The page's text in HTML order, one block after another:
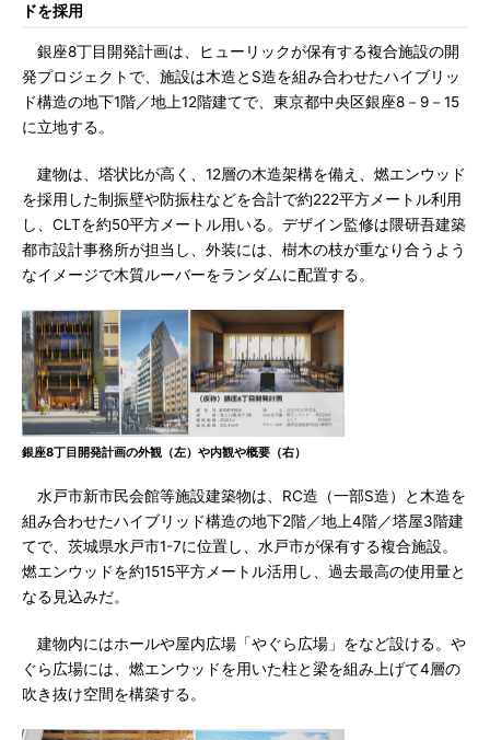
ドを採用
銀座8丁目開発計画は、ヒューリックが保有する複合施設の開
発プロジェクトで、施設は木造とS造を組み合わせたハイブリッ
ド構造の地下1階／地上12階建てで、東京都中央区銀座8－9－15
に立地する。
建物は、塔状比が高く、12層の木造架構を備え、燃エンウッド
を採用した制振壁や防振柱などを合計で約222平方メートル利用
し、CLTを約50平方メートル用いる。デザイン監修は隈研吾建築
都市設計事務所が担当し、外装には、樹木の枝が重なり合うよう
なイメージで木質ルーバーをランダムに配置する。
銀座8丁目開発計画の外観（左）や内観や概要（右）
水戸市新市民会館等施設建築物は、RC造（一部S造）と木造を
組み合わせたハイブリッド構造の地下2階／地上4階／塔屋3階建
てで、茨城県水戸市1-7に位置し、水戸市が保有する複合施設。
燃エンウッドを約1515平方メートル活用し、過去最高の使用量と
なる見込みだ。
建物内にはホールや屋内広場「やぐら広場」をなど設ける。や
ぐら広場には、燃エンウッドを用いた柱と梁を組み上げて4層の
吹き抜け空間を構築する。